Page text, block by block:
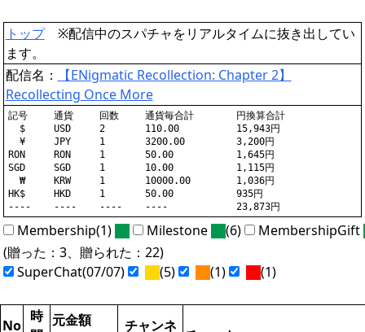
トップ※配信中のスパチャをリアルタイムに抜き出してい
ます。
配信名：
【ENigmatic Recollection: Chapter 2】
Recollecting Once More
記号	通貨	回数	通貨毎合計	円換算合計
  $	USD	2	110.00		15,943円
  ¥	JPY	1	3200.00		3,200円
RON	RON	1	50.00		1,645円
SGD	SGD	1	10.00		1,115円
  ₩	KRW	1	10000.00	1,036円
HK$	HKD	1	50.00		935円
Membership(1) Milestone (6)
MembershipGift
(贈った：3、贈られた：22)
SuperChat(07/07)
(5) (1) (1)
No
時 元金額
チャンネ